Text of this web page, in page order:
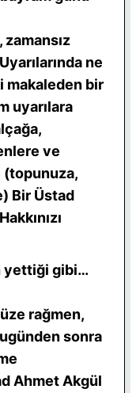
ne
makaleden bir
uyarılara
ve
(topunuza,
Bir Üstad
yettiği gibi…
rağmen,
sonra
Ahmet Akgül